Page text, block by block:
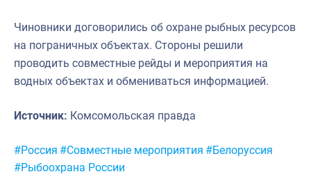
Чиновники договорились об охране рыбных ресурсов
на пограничных объектах. Стороны решили
проводить совместные рейды и мероприятия на
водных объектах и обмениваться информацией.
Источник: Комсомольская правда
Метки:
#Россия #Совместные мероприятия #Белоруссия
#Рыбоохрана России